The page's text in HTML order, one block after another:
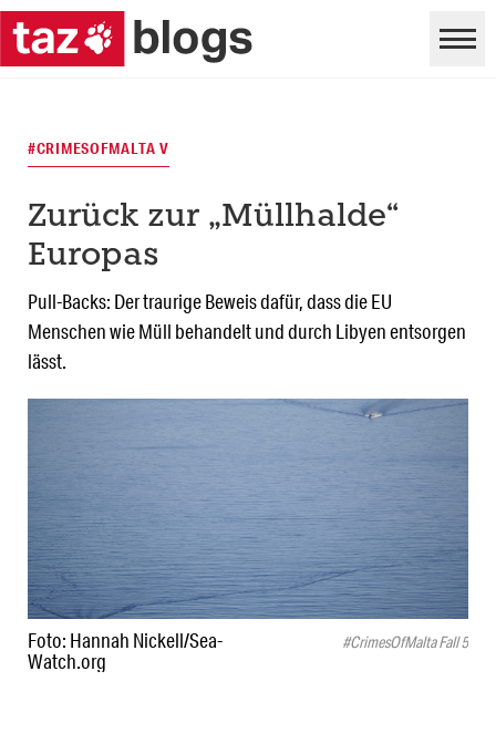
Foto: Hannah Nickell/Sea-
Watch.org
#CrimesOfMalta Fall 5
#CRIMESOFMALTA V
Zurück zur „Müllhalde“
Europas
Pull-Backs: Der traurige Beweis dafür, dass die EU
Menschen wie Müll behandelt und durch Libyen entsorgen
lässt.